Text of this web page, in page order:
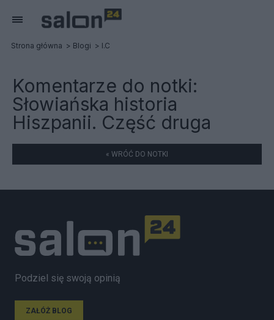
Strona główna Blogi I.C
Komentarze do notki:
Słowiańska historia
Hiszpanii. Część druga
« WRÓĆ DO NOTKI
Podziel się swoją opinią
ZAŁÓŻ BLOG